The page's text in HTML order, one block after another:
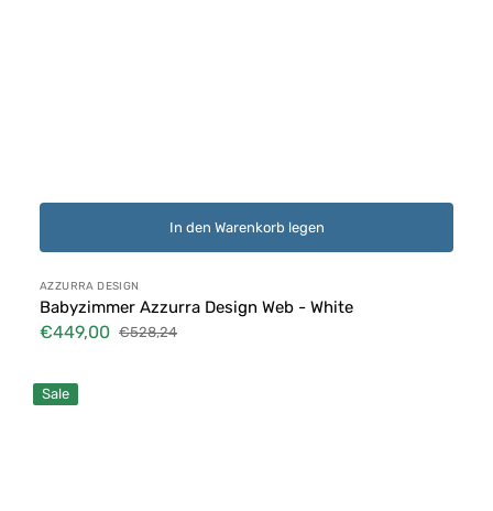
In den Warenkorb legen
Anbieter:
AZZURRA DESIGN
Babyzimmer Azzurra Design Web - White
Verkaufspreis
€449,00
Normaler
€528,24
Simam
Spannbettuch
Sale